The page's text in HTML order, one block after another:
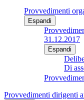
Provvedimenti
Espandi
31.12.2017
Espandi
Di
Provvedimenti dirigenti